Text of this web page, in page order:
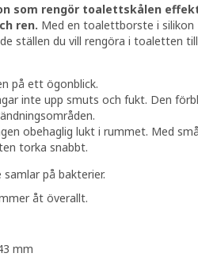
som rengör toalettskålen
ren. Med en toalettborste i silikon
ställen du vill rengöra i toaletten
på ett ögonblick.
inte upp smuts och fukt. Den
obehaglig lukt i rummet. Med små
torka snabbt.
på bakterier.
åt överallt.
mm